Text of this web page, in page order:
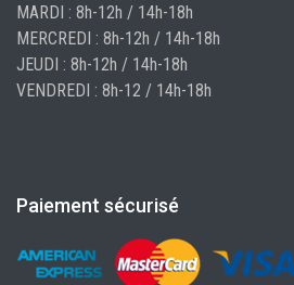
MARDI : 8h-12h / 14h-18h
MERCREDI : 8h-12h / 14h-18h
JEUDI : 8h-12h / 14h-18h
VENDREDI : 8h-12 / 14h-18h
Paiement sécurisé